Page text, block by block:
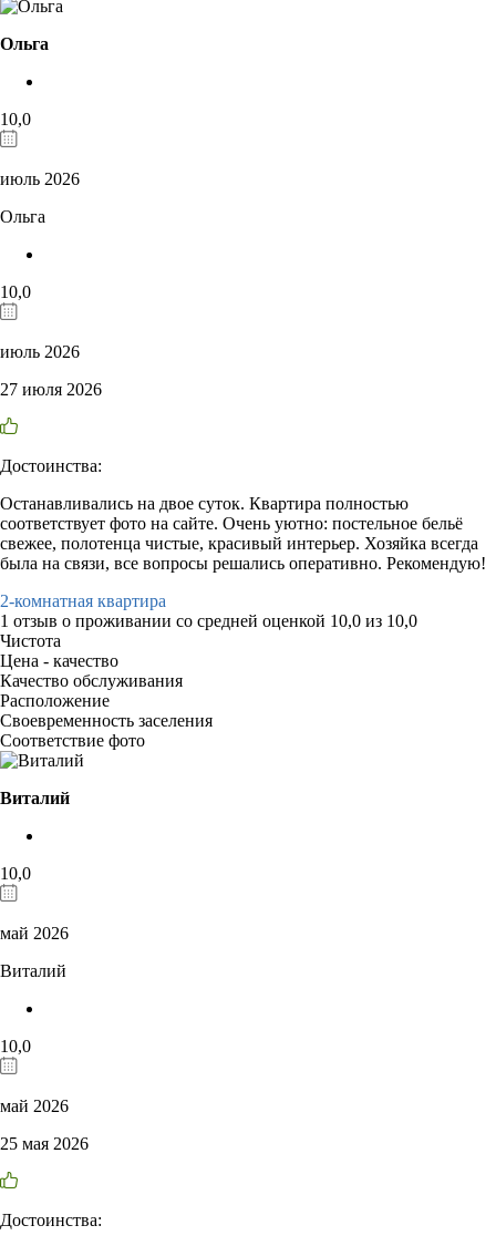
Ольга
10,0
июль 2026
Ольга
10,0
июль 2026
27 июля 2026
Достоинства:
Останавливались на двое суток. Квартира полностью
соответствует фото на сайте. Очень уютно: постельное бельё
свежее, полотенца чистые, красивый интерьер. Хозяйка всегда
была на связи, все вопросы решались оперативно. Рекомендую!
2-комнатная квартира
1 отзыв о проживании со средней оценкой 10,0 из 10,0
Чистота
Цена - качество
Качество обслуживания
Расположение
Своевременность заселения
Соответствие фото
Виталий
10,0
май 2026
Виталий
10,0
май 2026
25 мая 2026
Достоинства: